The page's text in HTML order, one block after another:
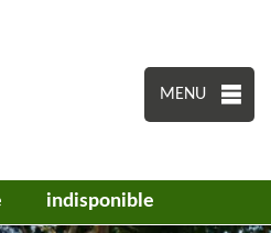
MENU
indisponible